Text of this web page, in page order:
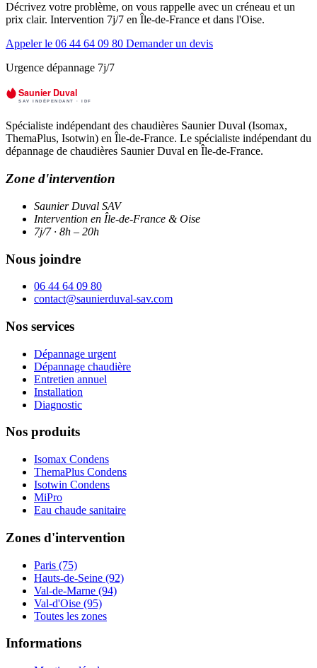
Décrivez votre problème, on vous rappelle avec un créneau et un
prix clair. Intervention 7j/7 en Île-de-France et dans l'Oise.
Appeler le 06 44 64 09 80 Demander un devis
Urgence dépannage 7j/7
Spécialiste indépendant des chaudières Saunier Duval (Isomax,
ThemaPlus, Isotwin) en Île-de-France. Le spécialiste indépendant du
dépannage de chaudières Saunier Duval en Île-de-France.
Zone d'intervention
Saunier Duval SAV
Intervention en Île-de-France & Oise
7j/7 · 8h – 20h
Nous joindre
06 44 64 09 80
contact@saunierduval-sav.com
Nos services
Dépannage urgent
Dépannage chaudière
Entretien annuel
Installation
Diagnostic
Nos produits
Isomax Condens
ThemaPlus Condens
Isotwin Condens
MiPro
Eau chaude sanitaire
Zones d'intervention
Paris (75)
Hauts-de-Seine (92)
Val-de-Marne (94)
Val-d'Oise (95)
Toutes les zones
Informations